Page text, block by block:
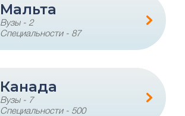
Мальта
Вузы - 2
Специальности - 87
Канада
Вузы - 7
Специальности - 500